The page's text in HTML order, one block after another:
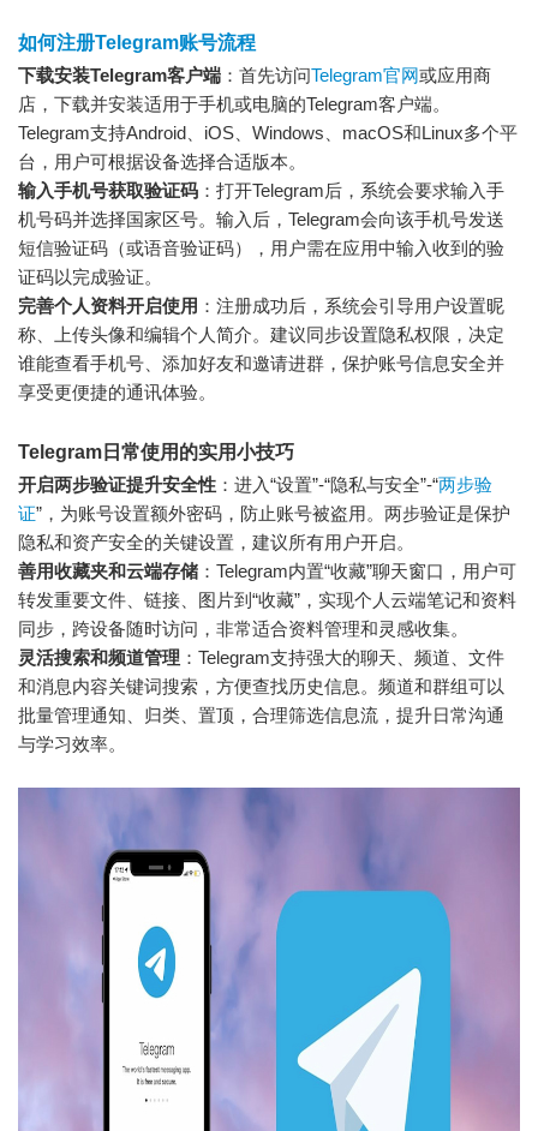
如何注册Telegram账号流程
下载安装Telegram客户端 ：首先访问Telegram官网或应用商
店，下载并安装适用于手机或电脑的Telegram客户端。
Telegram支持Android、iOS、Windows、macOS和Linux多个平
台，用户可根据设备选择合适版本。
输入手机号获取验证码 ：打开Telegram后，系统会要求输入手
机号码并选择国家区号。输入后，Telegram会向该手机号发送
短信验证码（或语音验证码），用户需在应用中输入收到的验
证码以完成验证。
完善个人资料开启使用 ：注册成功后，系统会引导用户设置昵
称、上传头像和编辑个人简介。建议同步设置隐私权限，决定
谁能查看手机号、添加好友和邀请进群，保护账号信息安全并
享受更便捷的通讯体验。
Telegram日常使用的实用小技巧
开启两步验证提升安全性 ：进入“设置”-“隐私与安全”-“两步验
证”，为账号设置额外密码，防止账号被盗用。两步验证是保护
隐私和资产安全的关键设置，建议所有用户开启。
善用收藏夹和云端存储 ：Telegram内置“收藏”聊天窗口，用户可
转发重要文件、链接、图片到“收藏”，实现个人云端笔记和资料
同步，跨设备随时访问，非常适合资料管理和灵感收集。
灵活搜索和频道管理 ：Telegram支持强大的聊天、频道、文件
和消息内容关键词搜索，方便查找历史信息。频道和群组可以
批量管理通知、归类、置顶，合理筛选信息流，提升日常沟通
与学习效率。